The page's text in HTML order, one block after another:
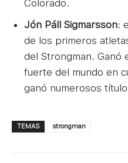
Colorado.
Jón Páll Sigmarsson:
de los primeros
del Strongman. Ganó
fuerte del mundo en
ganó numerosos
TEMAS strongman